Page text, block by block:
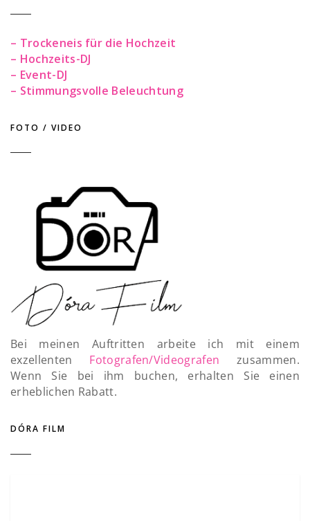
– Trockeneis für die Hochzeit
– Hochzeits-DJ
– Event-DJ
– Stimmungsvolle Beleuchtung
FOTO / VIDEO
Bei meinen Auftritten arbeite ich mit einem
exzellenten Fotografen/Videografen zusammen.
Wenn Sie bei ihm buchen, erhalten Sie einen
erheblichen Rabatt.
DÓRA FILM